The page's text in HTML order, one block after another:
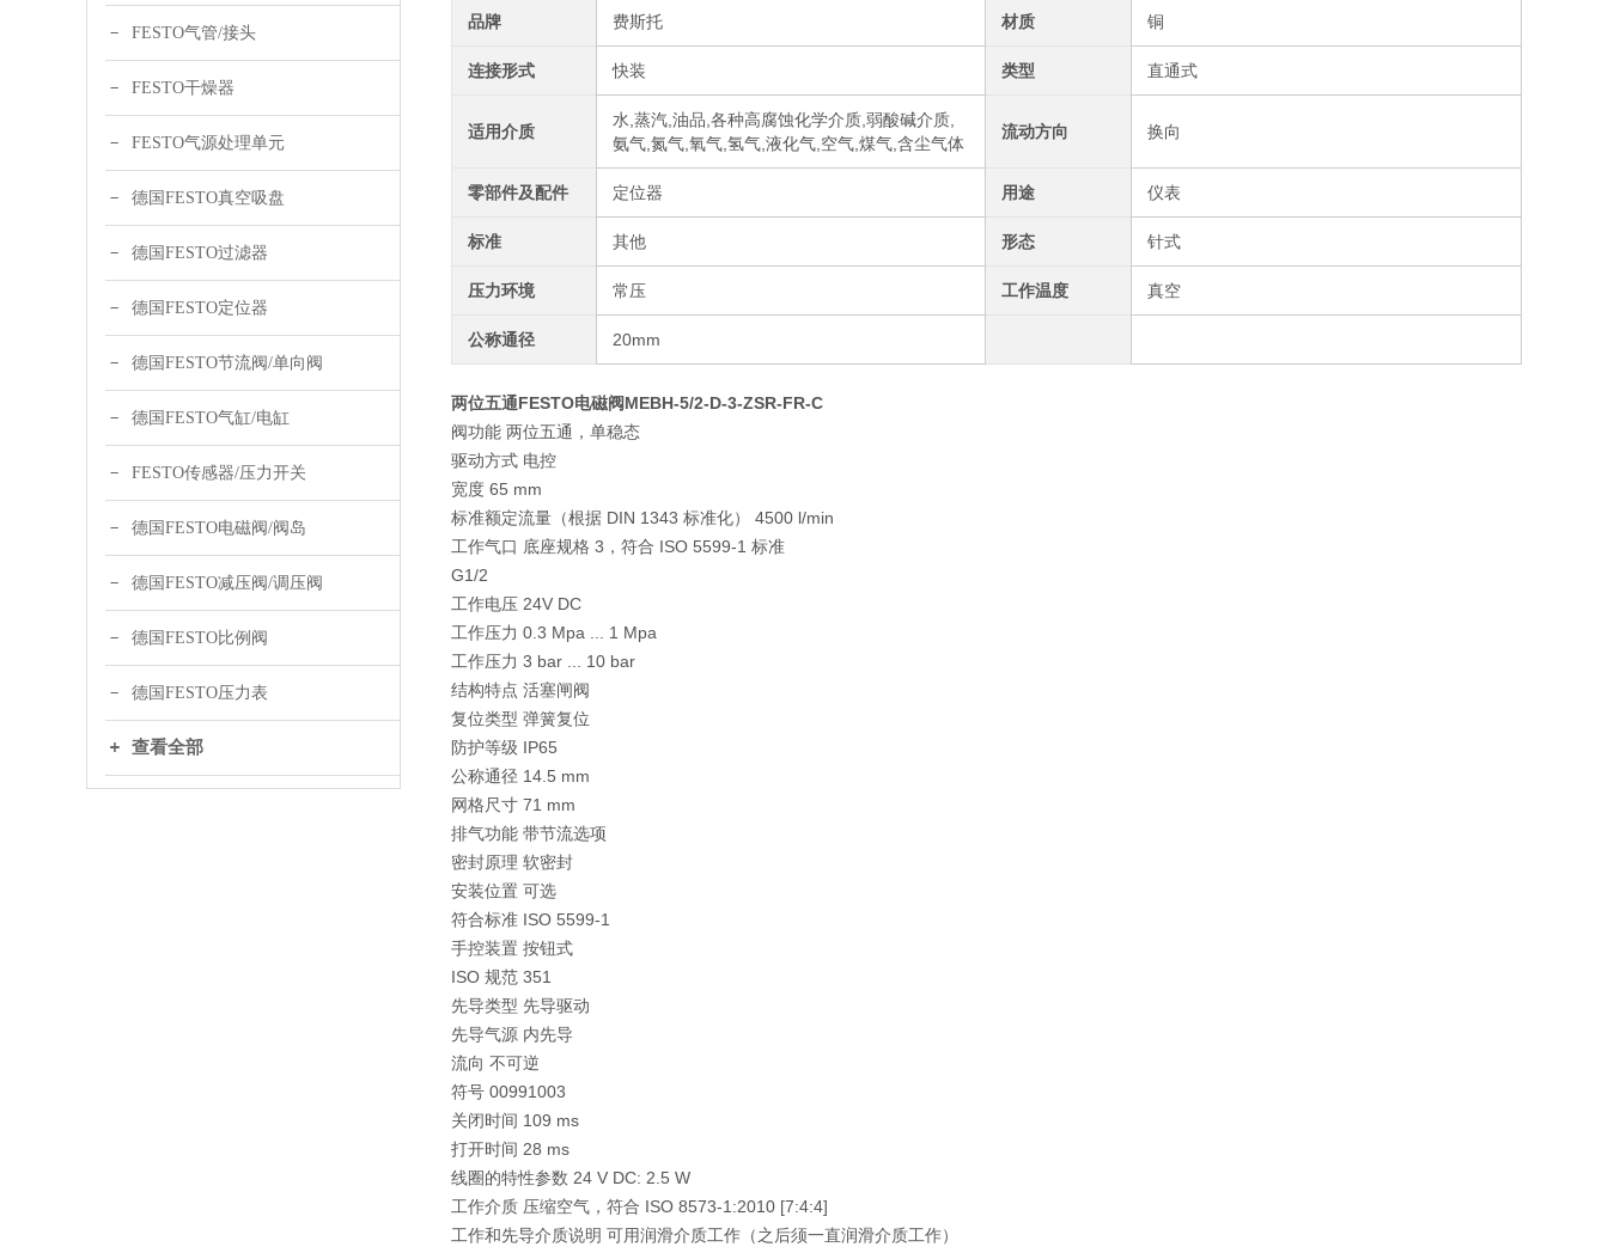
FESTO气管/接头
FESTO干燥器
FESTO气源处理单元
德国FESTO真空吸盘
德国FESTO过滤器
德国FESTO定位器
德国FESTO节流阀/单向阀
德国FESTO气缸/电缸
FESTO传感器/压力开关
德国FESTO电磁阀/阀岛
德国FESTO减压阀/调压阀
德国FESTO比例阀
德国FESTO压力表
查看全部
品牌 费斯托 材质 铜
连接形式 快装 类型 直通式
适用介质
水,蒸汽,油品,各种高腐蚀化学介质,弱酸碱介质,
氨气,氮气,氧气,氢气,液化气,空气,煤气,含尘气体
流动方向 换向
零部件及配件 定位器 用途 仪表
标准 其他 形态 针式
压力环境 常压 工作温度 真空
公称通径 20mm
两位五通FESTO电磁阀MEBH-5/2-D-3-ZSR-FR-C
阀功能 两位五通，单稳态
驱动方式 电控
宽度 65 mm
标准额定流量（根据 DIN 1343 标准化） 4500 l/min
工作气口 底座规格 3，符合 ISO 5599-1 标准
G1/2
工作电压 24V DC
工作压力 0.3 Mpa ... 1 Mpa
工作压力 3 bar ... 10 bar
结构特点 活塞闸阀
复位类型 弹簧复位
防护等级 IP65
公称通径 14.5 mm
网格尺寸 71 mm
排气功能 带节流选项
密封原理 软密封
安装位置 可选
符合标准 ISO 5599-1
手控装置 按钮式
ISO 规范 351
先导类型 先导驱动
先导气源 内先导
流向 不可逆
符号 00991003
关闭时间 109 ms
打开时间 28 ms
线圈的特性参数 24 V DC: 2.5 W
工作介质 压缩空气，符合 ISO 8573-1:2010 [7:4:4]
工作和先导介质说明 可用润滑介质工作（之后须一直润滑介质工作）